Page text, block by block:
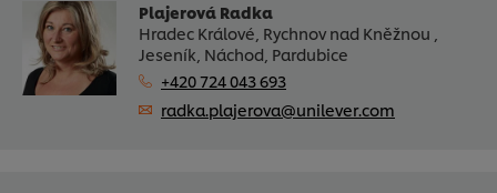
Plajerová Radka
Hradec Králové, Rychnov nad Kněžnou ,
Jeseník, Náchod, Pardubice
+420 724 043 693
radka.plajerova@unilever.com